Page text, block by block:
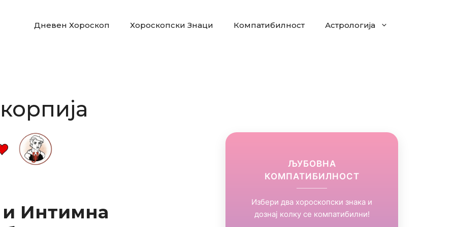
Дневен Хороскоп Хороскопски Знаци Компатибилност Астрологија
и Интимна
ЉУБОВНА
КОМПАТИБИЛНОСТ
Избери два хороскопски знака и
дознај колку се компатибилни!